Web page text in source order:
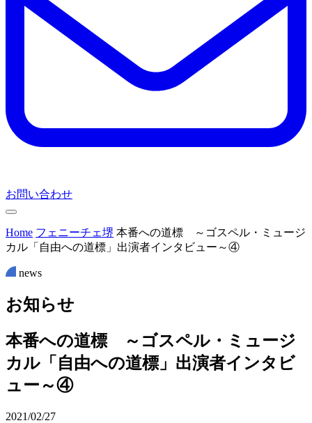
お問い合わせ
Home フェニーチェ堺 本番への道標 ～ゴスペル・ミュージ
カル「自由への道標」出演者インタビュー～④
news
お知らせ
本番への道標 ～ゴスペル・ミュージ
カル「自由への道標」出演者インタビ
ュー～④
2021/02/27